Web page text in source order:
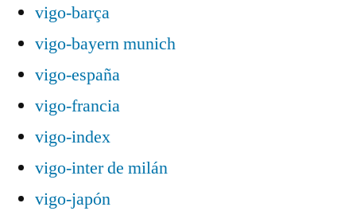
vigo-barça
vigo-bayern munich
vigo-españa
vigo-francia
vigo-index
vigo-inter de milán
vigo-japón